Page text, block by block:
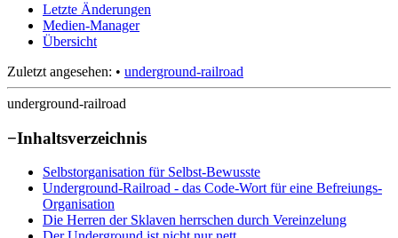
Letzte Änderungen
Medien-Manager
Übersicht
Zuletzt angesehen: • underground-railroad
underground-railroad
−Inhaltsverzeichnis
Selbstorganisation für Selbst-Bewusste
Underground-Railroad - das Code-Wort für eine Befreiungs-
Organisation
Die Herren der Sklaven herrschen durch Vereinzelung